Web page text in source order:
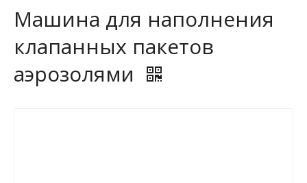
Машина для наполнения
клапанных пакетов
аэрозолями